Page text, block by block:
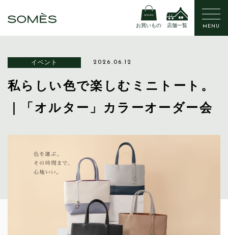
お買いもの 店舗一覧 MENU
イベント 2026.06.12
私らしい色で楽しむミニトート。
｜「オルター」カラーオーダー会